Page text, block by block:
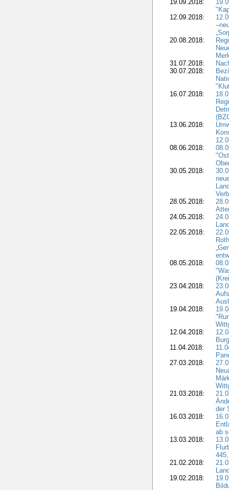
19.09.2018:
12.09.2018:
20.08.2018:
31.07.2018:
30.07.2018:
16.07.2018:
13.06.2018:
08.06.2018:
30.05.2018:
28.05.2018:
24.05.2018:
22.05.2018:
08.05.2018:
23.04.2018:
19.04.2018:
12.04.2018:
11.04.2018:
27.03.2018:
21.03.2018:
der
16.03.2018:
ab
13.03.2018:
21.02.2018:
19.02.2018: